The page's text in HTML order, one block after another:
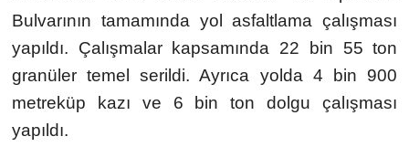
Bulvarının tamamında yol asfaltlama çalışması
yapıldı. Çalışmalar kapsamında 22 bin 55 ton
granüler temel serildi. Ayrıca yolda 4 bin 900
metreküp kazı ve 6 bin ton dolgu çalışması
yapıldı.